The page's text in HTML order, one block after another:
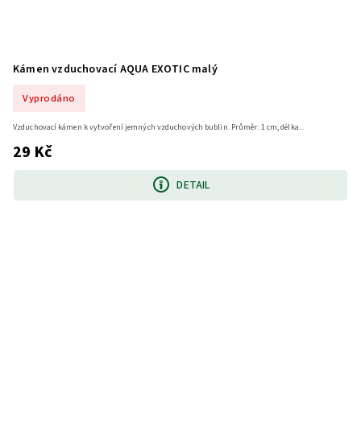
Kámen vzduchovací AQUA EXOTIC malý
Vyprodáno
29 Kč
DETAIL
Vzduchovací kámen k vytvoření jemných vzduchových bublin. Průměr: 1 cm, délka...